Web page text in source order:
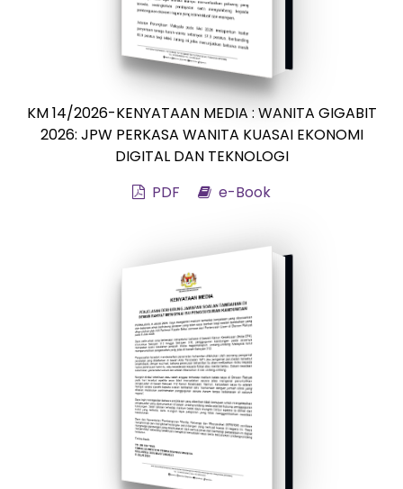
KM 14/2026-KENYATAAN MEDIA : WANITA GIGABIT
2026: JPW PERKASA WANITA KUASAI EKONOMI
DIGITAL DAN TEKNOLOGI
PDF
e-Book